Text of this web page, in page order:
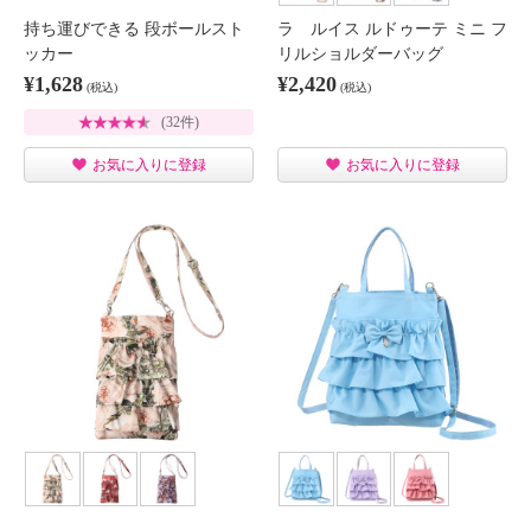
持ち運びできる 段ボールスト
ッカー
¥1,628 (税込)
(32件)
お気に入りに登録
ラ ルイス ルドゥーテ ミニ フ
リルショルダーバッグ
¥2,420 (税込)
お気に入りに登録